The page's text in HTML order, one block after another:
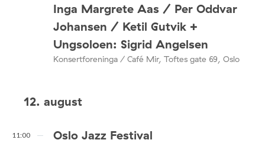
Inga Margrete Aas / Per Oddvar
Johansen / Ketil Gutvik +
Ungsoloen: Sigrid Angelsen
Konsertforeninga / Café Mir, Toftes gate 69, Oslo
12. august
11:00 Oslo Jazz Festival